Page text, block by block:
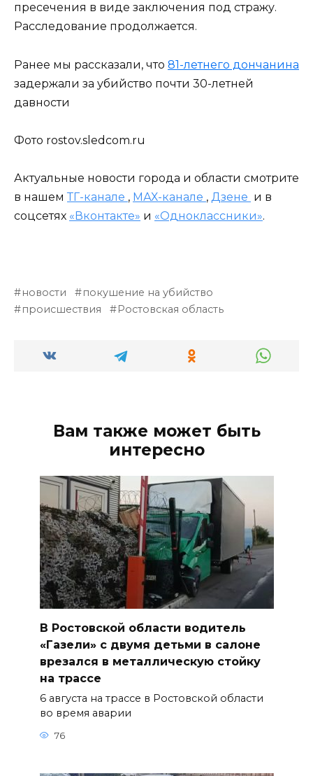
пресечения в виде заключения под стражу.
Расследование продолжается.
Ранее мы рассказали, что 81-летнего дончанина
задержали за убийство почти 30-летней
давности
Фото rostov.sledcom.ru
Актуальные новости города и области смотрите
в нашем ТГ-канале , МАХ-канале , Дзене и в
соцсетях «Вконтакте» и «Одноклассники».
новости
покушение на убийство
происшествия
Ростовская область
Вам также может быть
интересно
В Ростовской области водитель
«Газели» с двумя детьми в салоне
врезался в металлическую стойку
на трассе
6 августа на трассе в Ростовской области
во время аварии
76